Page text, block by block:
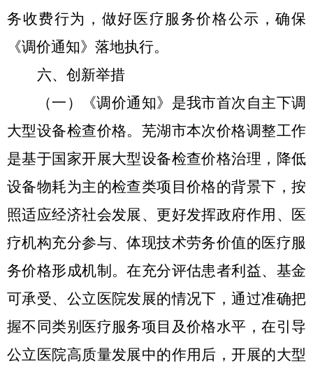
务收费行为，做好医疗服务价格公示，确保
《调价通知》 落地执行。
六、创新举措
（一）
《调价通知》是我市首次自主下调
大型设备检查价格。 芜湖市本次价格调整工作
是基于国家开展大型设备检查价格治理，降低
设备物耗为主的检查类项目价格的背景下，按
照适应经济社会发展、更好发挥政府作用、医
疗机构充分参与、体现技术劳务价值的医疗服
务价格形成机制。在充分评估患者利益、基金
可承受、公立医院发展的情况下，通过准确把
握不同类别医疗服务项目及价格水平，在引导
公立医院高质量发展中的作用后，开展的大型